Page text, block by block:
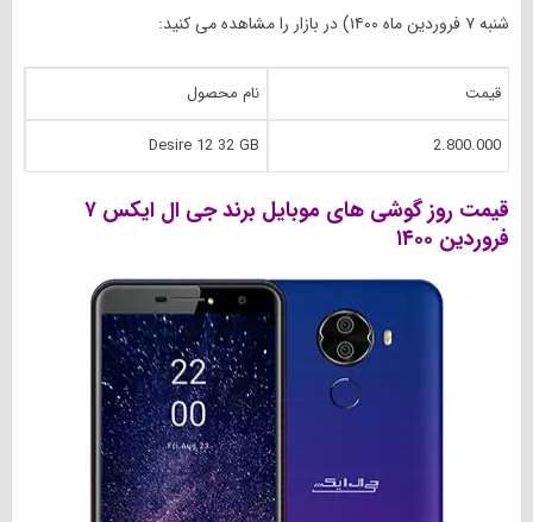
شنبه ۷ فروردین ماه ۱۴۰۰) در بازار را مشاهده می کنید:
قیمت نام محصول
2.800.000
Desire 12 32 GB
قیمت روز گوشی های موبایل برند جی ال ایکس ۷
فروردین ۱۴۰۰